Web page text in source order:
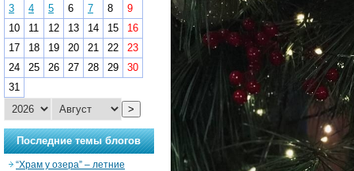
3
4 5 6 7 8
9
10
11 12 13 14 15
16
17
18 19 20 21 22
23
24
25 26 27 28 29
30
31
>
Последние темы блогов
“Храм у озера” – летние